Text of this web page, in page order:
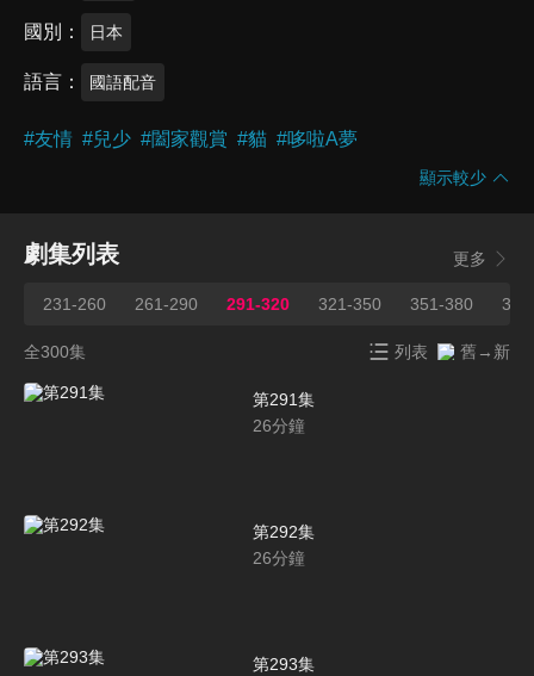
國別 日本
語言 國語配音
#友情 #兒少 #闔家觀賞 #貓 #哆啦A夢
顯示較少
劇集列表 更多
231-260 261-290 291-320 321-350 351-380
全300集 列表 舊→新
第291集
26分鐘
第292集
26分鐘
第293集